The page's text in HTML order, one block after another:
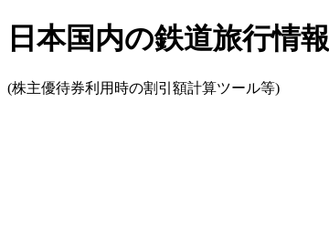
日本国内の鉄道旅行情報
(株主優待券利用時の割引額計算ツール等)